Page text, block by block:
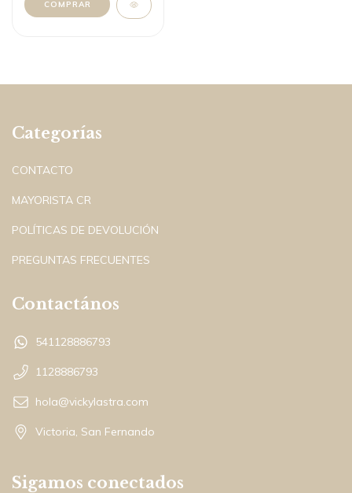
Categorías
CONTACTO
MAYORISTA CR
POLÍTICAS DE DEVOLUCIÓN
PREGUNTAS FRECUENTES
Contactános
541128886793
1128886793
hola@vickylastra.com
Victoria, San Fernando
Sigamos conectados